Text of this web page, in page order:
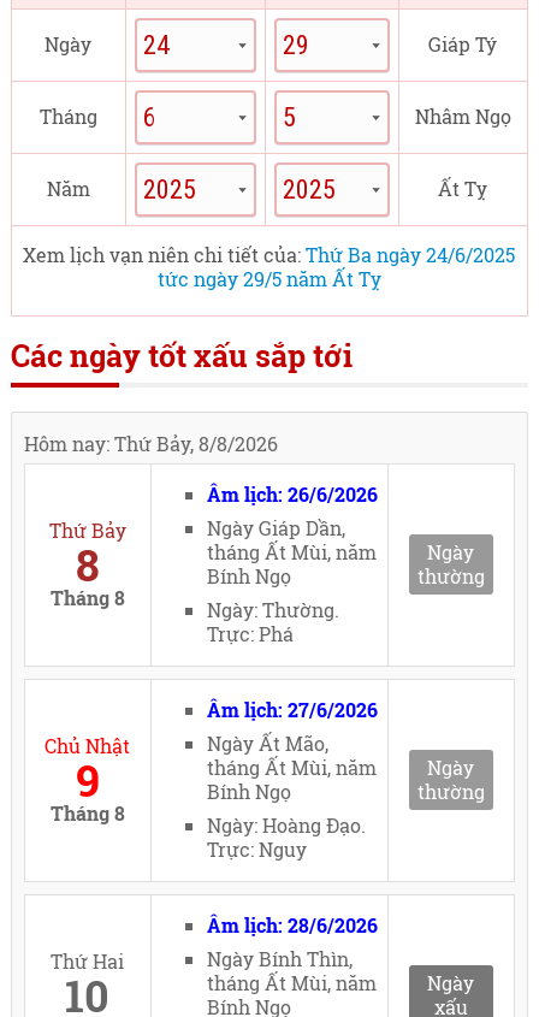
Ngày Giáp Tý
Tháng Nhâm Ngọ
Năm Ất Tỵ
Xem lịch vạn niên chi tiết của:Thứ Ba ngày 24/6/2025
tức ngày 29/5 năm Ất Tỵ
Các ngày tốt xấu sắp tới
Hôm nay: Thứ Bảy, 8/8/2026
Thứ Bảy
8
Tháng 8
Âm lịch: 26/6/2026
Ngày Giáp Dần,
tháng Ất Mùi, năm
Bính Ngọ
Ngày: Thường.
Trực: Phá
Ngày
thường
Chủ Nhật
9
Tháng 8
Âm lịch: 27/6/2026
Ngày Ất Mão,
tháng Ất Mùi, năm
Bính Ngọ
Ngày: Hoàng Đạo.
Trực: Nguy
Ngày
thường
Thứ Hai
10
Âm lịch: 28/6/2026
Ngày Bính Thìn,
tháng Ất Mùi, năm
Bính Ngọ
Ngày
xấu